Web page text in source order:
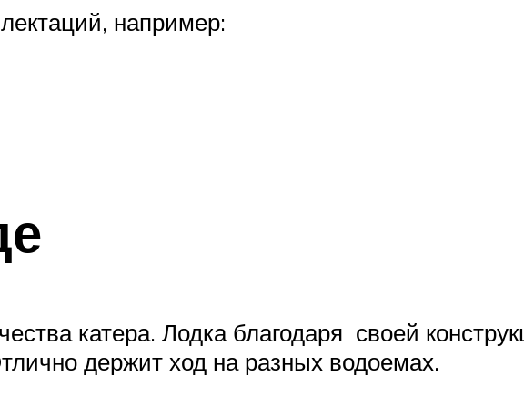
например:
катера. Лодка благодаря своей
держит ход на разных водоемах.